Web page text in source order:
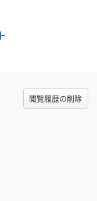
閲覧履歴の削除